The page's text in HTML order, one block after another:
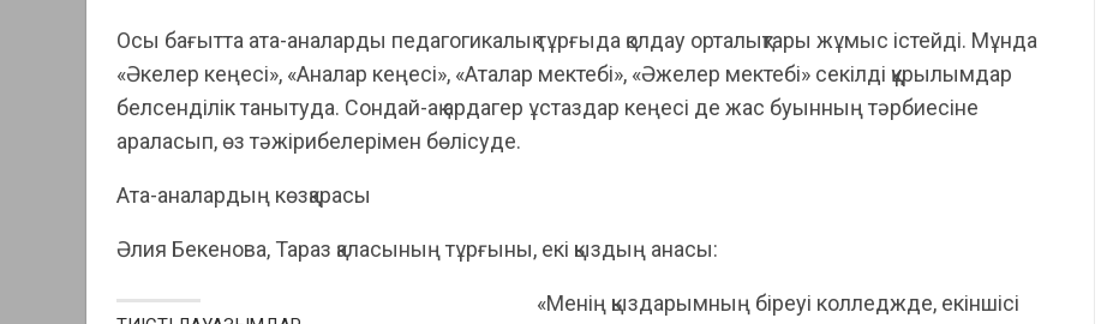
Осы бағытта ата-аналарды педагогикалық тұрғыда қолдау орталықтары жұмыс істейді. Мұнда
«Әкелер кеңесі», «Аналар кеңесі», «Аталар мектебі», «Әжелер мектебі» секілді құрылымдар
белсенділік танытуда. Сондай-ақ ардагер ұстаздар кеңесі де жас буынның тәрбиесіне
араласып, өз тәжірибелерімен бөлісуде.
Ата-аналардың көзқарасы
Әлия Бекенова, Тараз қаласының тұрғыны, екі қыздың анасы:
«Менің қыздарымның біреуі колледжде, екіншісі